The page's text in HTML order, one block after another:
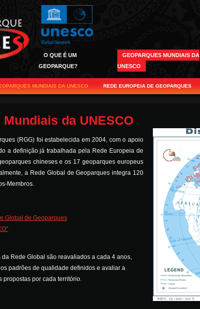
O QUE É UM
GEOPARQUE?
GEOPARQUES MUNDIAIS DA
UNESCO
MUNDIAIS DA UNESCO REDE EUROPEIA DE GEOPARQUES
da UNESCO
(RGG) foi estabelecida em 2004, com o apoio
a definição já trabalhada pela Rede Europeia de
chineses e os 17 geoparques europeus
a Rede Global de Geoparques integra 120
Membros.
Global de Geoparques
Rede Global são reavaliados a cada 4 anos,
padrões de qualidade definidos e avaliar a
propostas por cada território.